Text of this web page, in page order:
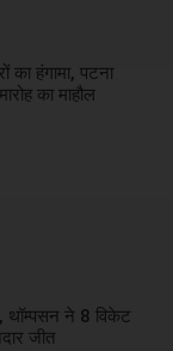
का हंगामा, पटना
का माहौल
थॉम्पसन ने 8 विकेट
जीत